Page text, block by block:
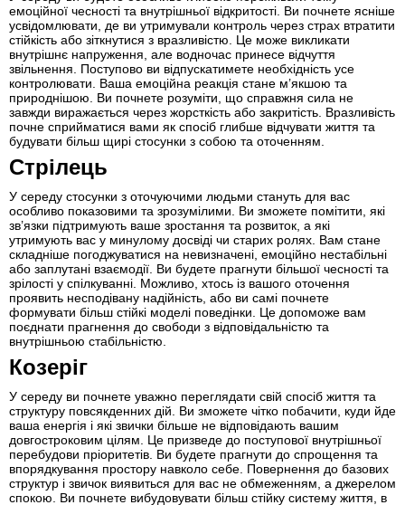
емоційної чесності та внутрішньої відкритості. Ви почнете ясніше
усвідомлювати, де ви утримували контроль через страх втратити
стійкість або зіткнутися з вразливістю. Це може викликати
внутрішнє напруження, але водночас принесе відчуття
звільнення. Поступово ви відпускатимете необхідність усе
контролювати. Ваша емоційна реакція стане м’якшою та
природнішою. Ви почнете розуміти, що справжня сила не
завжди виражається через жорсткість або закритість. Вразливість
почне сприйматися вами як спосіб глибше відчувати життя та
будувати більш щирі стосунки з собою та оточенням.
Стрілець
У середу стосунки з оточуючими людьми стануть для вас
особливо показовими та зрозумілими. Ви зможете помітити, які
зв’язки підтримують ваше зростання та розвиток, а які
утримують вас у минулому досвіді чи старих ролях. Вам стане
складніше погоджуватися на невизначені, емоційно нестабільні
або заплутані взаємодії. Ви будете прагнути більшої чесності та
зрілості у спілкуванні. Можливо, хтось із вашого оточення
проявить несподівану надійність, або ви самі почнете
формувати більш стійкі моделі поведінки. Це допоможе вам
поєднати прагнення до свободи з відповідальністю та
внутрішньою стабільністю.
Козеріг
У середу ви почнете уважно переглядати свій спосіб життя та
структуру повсякденних дій. Ви зможете чітко побачити, куди йде
ваша енергія і які звички більше не відповідають вашим
довгостроковим цілям. Це призведе до поступової внутрішньої
перебудови пріоритетів. Ви будете прагнути до спрощення та
впорядкування простору навколо себе. Повернення до базових
структур і звичок виявиться для вас не обмеженням, а джерелом
спокою. Ви почнете вибудовувати більш стійку систему життя, в